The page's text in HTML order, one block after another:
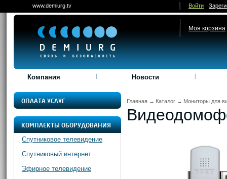
www.demiurg.tv Войти
Моя корзина
Компания Новости
ОПЛАТА УСЛУГ
КОМПЛЕКТЫ ОБОРУДОВАНИЯ
Спутниковое телевидение
Спутниковый интернет
Эфирное телевидение
Главная → Каталог → Мониторы для